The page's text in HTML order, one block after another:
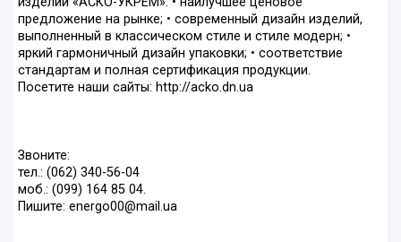
предложение на рынке; • современный дизайн изделий,
выполненный в классическом стиле и стиле модерн; •
яркий гармоничный дизайн упаковки; • соответствие
стандартам и полная сертификация продукции.
Посетите наши сайты: http://acko.dn.ua
Звоните:
тел.: (062) 340-56-04
моб.: (099) 164 85 04.
Пишите: energo00@mail.ua